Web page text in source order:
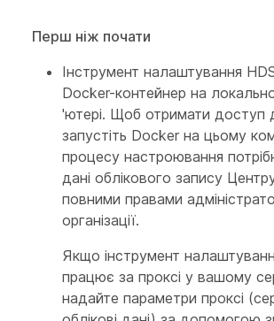
Перш ніж почати
Інструмент налаштування
Docker-контейнер на
'ютері. Щоб отримати доступ
запустіть Docker на цьому
процесу настроювання
дані облікового запису
повними правами
організації.
Якщо інструмент
працює за проксі у вашому
надайте параметри проксі